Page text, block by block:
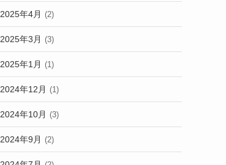
2025年4月 (2)
2025年3月 (3)
2025年1月 (1)
2024年12月 (1)
2024年10月 (3)
2024年9月 (2)